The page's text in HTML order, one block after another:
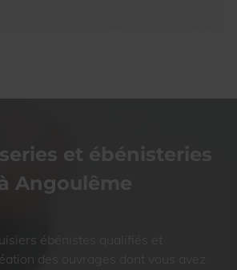
et ébénisteries
Angoulême
ébénistes qualifiés et
des ouvrages dont vous avez